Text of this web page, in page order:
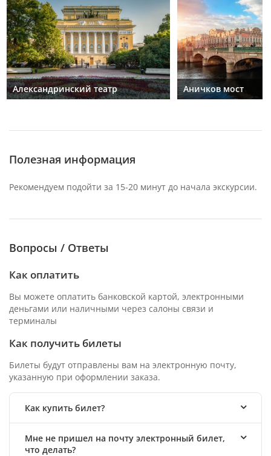
Александринский театр Аничков мост
Полезная информация
Рекомендуем подойти за 15-20 минут до начала экскурсии.
Вопросы / Ответы
Как оплатить
Вы можете оплатить банковской картой, электронными
деньгами или наличными через салоны связи и
терминалы
Как получить билеты
Билеты будут отправлены вам на электронную почту,
указанную при оформлении заказа.
Как купить билет?
Мне не пришел на почту электронный билет,
что делать?